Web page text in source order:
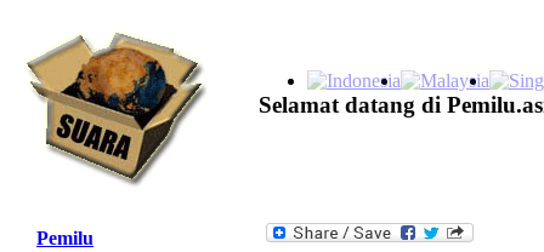
Selamat datang di
Pemilu